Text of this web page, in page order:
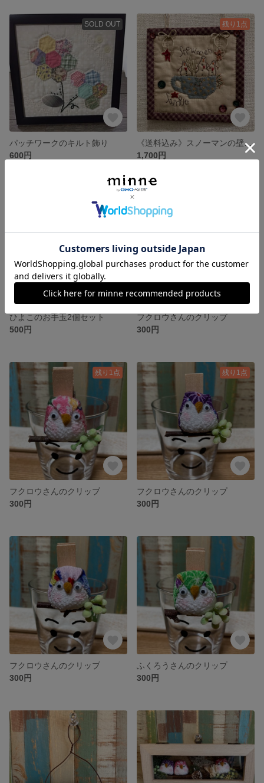
SOLD OUT
パッチワークのキルト飾り
600円
残り1点
《送料込み》スノーマンの壁飾り
1,700円
ひよこのお手玉2個セット
500円
フクロウさんのクリップ
300円
残り1点
フクロウさんのクリップ
300円
残り1点
フクロウさんのクリップ
300円
フクロウさんのクリップ
300円
ふくろうさんのクリップ
300円